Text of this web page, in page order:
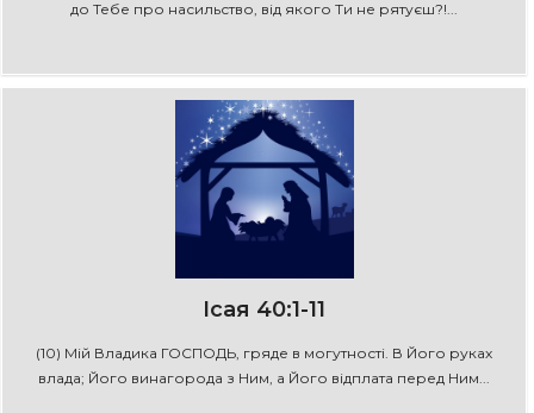
до Тебе про насильство, від якого Ти не рятуєш?!...
Ісая 40:1-11
(10) Мій Владика ГОСПОДЬ, гряде в могутності. В Його руках
влада; Його винагорода з Ним, а Його відплата перед Ним...